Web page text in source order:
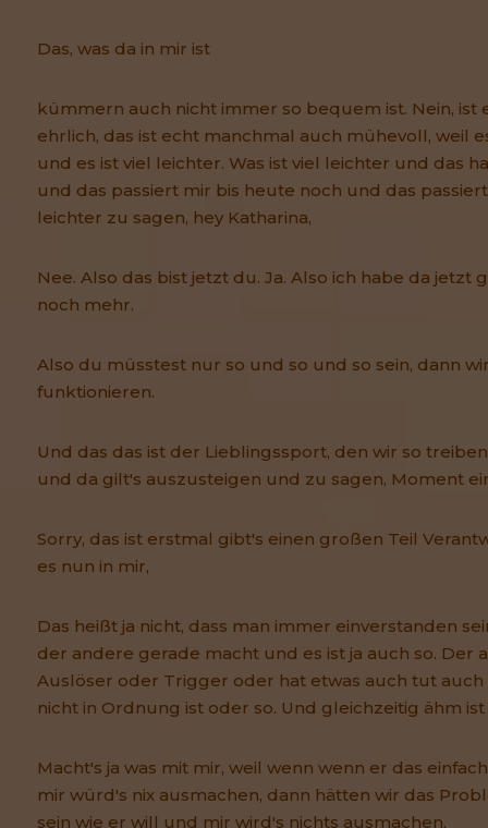
Das, was da in mir ist
kümmern auch nicht immer so bequem ist. Nein, ist
ehrlich, das ist echt manchmal auch mühevoll, weil
und es ist viel leichter. Was ist viel leichter und das
und das passiert mir bis heute noch und das
leichter zu sagen, hey Katharina,
Nee. Also das bist jetzt du. Ja. Also ich habe da jetzt
noch mehr.
Also du müsstest nur so und so und so sein, dann
funktionieren.
Und das das ist der Lieblingssport, den wir so
und da gilt's auszusteigen und zu sagen, Moment
Sorry, das ist erstmal gibt's einen großen Teil
es nun in mir,
Das heißt ja nicht, dass man immer einverstanden
der andere gerade macht und es ist ja auch so. Der
Auslöser oder Trigger oder hat etwas auch tut auch
nicht in Ordnung ist oder so. Und gleichzeitig ähm ist
Macht's ja was mit mir, weil wenn wenn er das
mir würd's nix ausmachen, dann hätten wir das
sein wie er will und mir wird's nichts ausmachen.